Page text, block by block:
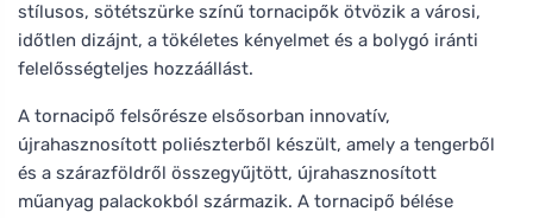
stílusos, sötétszürke színű tornacipők ötvözik a városi,
időtlen dizájnt, a tökéletes kényelmet és a bolygó iránti
felelősségteljes hozzáállást.
A tornacipő felsőrésze elsősorban innovatív,
újrahasznosított poliészterből készült, amely a tengerből
és a szárazföldről összegyűjtött, újrahasznosított
műanyag palackokból származik. A tornacipő bélése